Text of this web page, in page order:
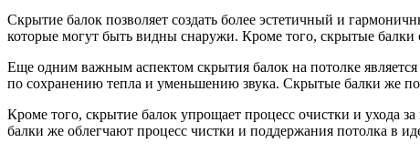
Скрытие балок позволяет создать более эстетичный и
которые могут быть видны снаружи. Кроме того, скрытые
Еще одним важным аспектом скрытия балок на потолке
по сохранению тепла и уменьшению звука. Скрытые балки же
Кроме того, скрытие балок упрощает процесс очистки и ухода
балки же облегчают процесс чистки и поддержания потолка в